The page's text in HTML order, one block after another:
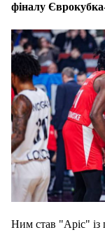
фіналу
Ним став "Аріс" із